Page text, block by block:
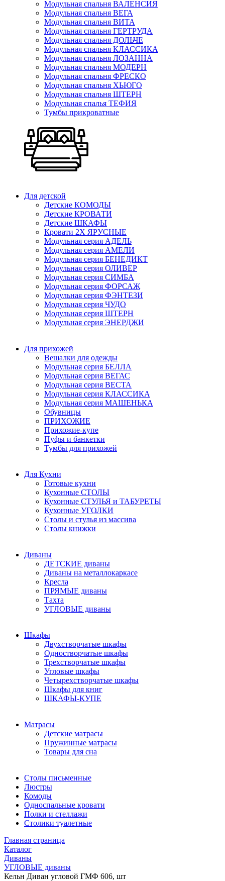
Модульная спальня ВАЛЕНСИЯ
Модульная спальня ВЕГА
Модульная спальня ВИТА
Модульная спальня ГЕРТРУДА
Модульная спальня ДОЛЬЧЕ
Модульная спальня КЛАССИКА
Модульная спальня ЛОЗАННА
Модульная спальня МОДЕРН
Модульная спальня ФРЕСКО
Модульная спальня ХЬЮГО
Модульная спальня ШТЕРН
Модульная спалья ТЕФИЯ
Тумбы прикроватные
Для детской
Детские КОМОДЫ
Детские КРОВАТИ
Детские ШКАФЫ
Кровати 2Х ЯРУСНЫЕ
Модульная серия АДЕЛЬ
Модульная серия АМЕЛИ
Модульная серия БЕНЕДИКТ
Модульная серия ОЛИВЕР
Модульная серия СИМБА
Модульная серия ФОРСАЖ
Модульная серия ФЭНТЕЗИ
Модульная серия ЧУДО
Модульная серия ШТЕРН
Модульная серия ЭНЕРДЖИ
Для прихожей
Вешалки для одежды
Модульная серия БЕЛЛА
Модульная серия ВЕГАС
Модульная серия ВЕСТА
Модульная серия КЛАССИКА
Модульная серия МАШЕНЬКА
Обувницы
ПРИХОЖИЕ
Прихожие-купе
Пуфы и банкетки
Тумбы для прихожей
Для Кухни
Готовые кухни
Кухонные СТОЛЫ
Кухонные СТУЛЬЯ и ТАБУРЕТЫ
Кухонные УГОЛКИ
Столы и стулья из массива
Столы книжки
Диваны
ДЕТСКИЕ диваны
Диваны на металлокаркасе
Кресла
ПРЯМЫЕ диваны
Тахта
УГЛОВЫЕ диваны
Шкафы
Двухстворчатые шкафы
Одностворчатые шкафы
Трехстворчатые шкафы
Угловые шкафы
Четырехстворчатые шкафы
Шкафы для книг
ШКАФЫ-КУПЕ
Матрасы
Детские матрасы
Пружинные матрасы
Товары для сна
Столы письменные
Люстры
Комоды
Односпальные кровати
Полки и стеллажи
Столики туалетные
Главная страница
Каталог
Диваны
УГЛОВЫЕ диваны
Кельн Диван угловой ГМФ 606, шт